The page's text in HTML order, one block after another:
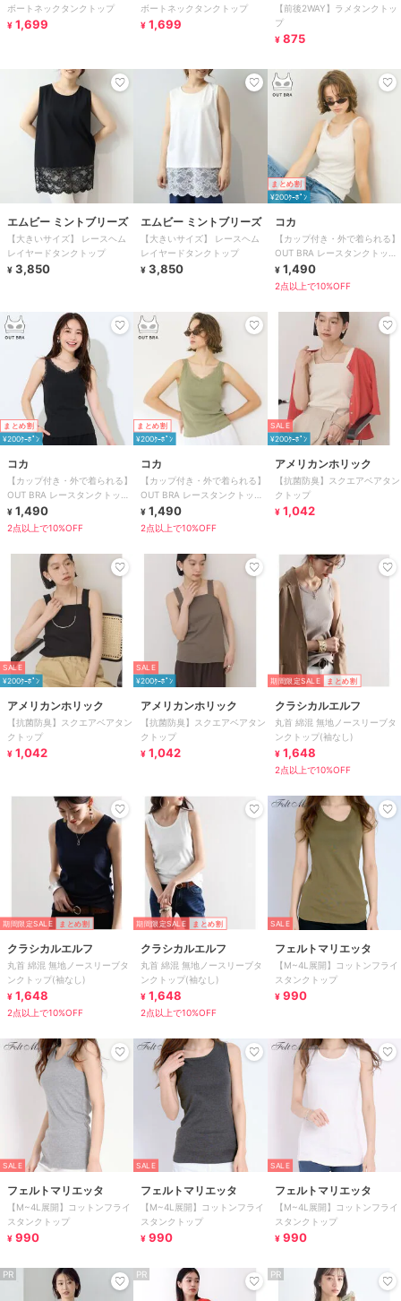
ボートネックタンクトップ
¥ 1,699
ボートネックタンクトップ
¥ 1,699
【前後2WAY】ラメタンクトッ
プ
¥ 875
エムビー ミントブリーズ
【大きいサイズ】 レースヘム
レイヤードタンクトップ
¥ 3,850
エムビー ミントブリーズ
【大きいサイズ】 レースヘム
レイヤードタンクトップ
¥ 3,850
まとめ割
¥200ｸｰﾎﾟﾝ
コカ
【カップ付き・外で着られる】
OUT BRA レースタンクトップ
全3色
¥ 1,490
2点以上で10%OFF
まとめ割
¥200ｸｰﾎﾟﾝ
コカ
【カップ付き・外で着られる】
OUT BRA レースタンクトップ
全3色
¥ 1,490
2点以上で10%OFF
まとめ割
¥200ｸｰﾎﾟﾝ
コカ
【カップ付き・外で着られる】
OUT BRA レースタンクトップ
全3色
¥ 1,490
2点以上で10%OFF
SALE
¥200ｸｰﾎﾟﾝ
アメリカンホリック
【抗菌防臭】スクエアベアタン
クトップ
¥ 1,042
SALE
¥200ｸｰﾎﾟﾝ
アメリカンホリック
【抗菌防臭】スクエアベアタン
クトップ
¥ 1,042
SALE
¥200ｸｰﾎﾟﾝ
アメリカンホリック
【抗菌防臭】スクエアベアタン
クトップ
¥ 1,042
期間限定SALE まとめ割
クラシカルエルフ
丸首 綿混 無地ノースリーブタ
ンクトップ(袖なし)
¥ 1,648
2点以上で10%OFF
期間限定SALE まとめ割
クラシカルエルフ
丸首 綿混 無地ノースリーブタ
ンクトップ(袖なし)
¥ 1,648
2点以上で10%OFF
期間限定SALE まとめ割
クラシカルエルフ
丸首 綿混 無地ノースリーブタ
ンクトップ(袖なし)
¥ 1,648
2点以上で10%OFF
SALE
フェルトマリエッタ
【M~4L展開】コットンフライ
スタンクトップ
¥ 990
SALE
フェルトマリエッタ
【M~4L展開】コットンフライ
スタンクトップ
¥ 990
SALE
フェルトマリエッタ
【M~4L展開】コットンフライ
スタンクトップ
¥ 990
SALE
フェルトマリエッタ
【M~4L展開】コットンフライ
スタンクトップ
¥ 990
PR PR PR